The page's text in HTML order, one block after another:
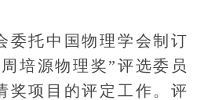
托中国物理学会制订
培源物理奖”评选委员
奖项目的评定工作。评